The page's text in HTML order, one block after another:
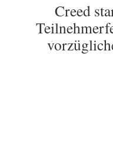
Creed